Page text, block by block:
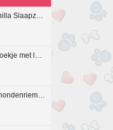
Jack and Vanilla Slaapzak, 4-in-1 Play & Sleep, 40 x 50 cm.
Loopheidsbroekje met legerprint en roze bies
Flexi Vario - hondenriem - koord - M - 8 meter - roze